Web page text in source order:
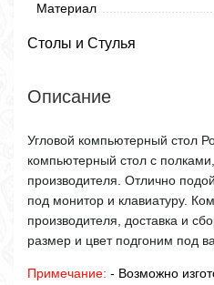
Материал
Столы и Стулья
Описание
Угловой компьютерный стол
компьютерный стол с
производителя. Отлично
под монитор и клавиатуру.
производителя, доставка и
размер и цвет подгоним под
Примечание: - Возможно